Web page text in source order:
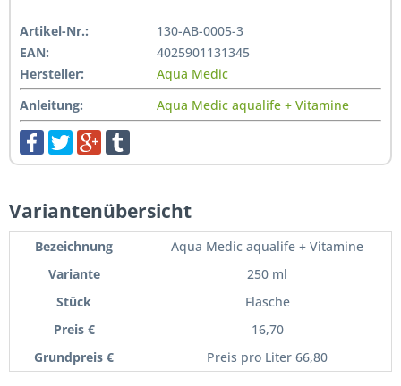
Artikel-Nr.:
130-AB-0005-3
EAN:
4025901131345
Hersteller:
Aqua Medic
Anleitung:
Aqua Medic aqualife + Vitamine
Variantenübersicht
Aqua Medic aqualife + Vitamine
250 ml
Flasche
16,70
Preis pro Liter 66,80